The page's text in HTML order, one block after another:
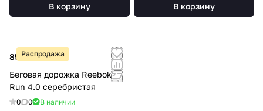
В корзину В корзину
Распродажа
85 000 ₽
Беговая дорожка Reebok i-
Run 4.0 серебристая
0 0 В наличии